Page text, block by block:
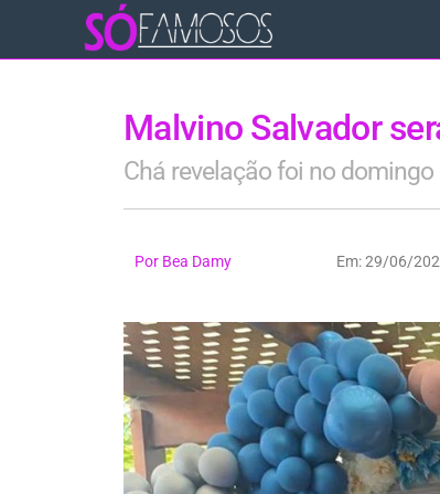
Malvino Salvador
Chá revelação foi no
Por Bea Damy Em:29/06/